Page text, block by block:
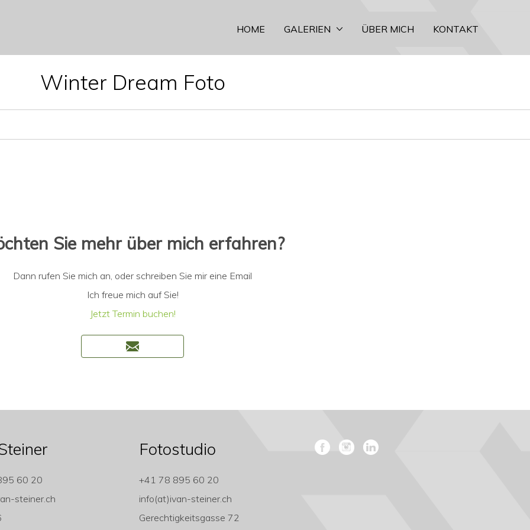
HOME GALERIEN ÜBER MICH KONTAKT
Winter Dream Foto
Sie mehr über mich erfahren?
Dann rufen Sie mich an, oder schreiben Sie mir eine Email
Ich freue mich auf Sie!
Jetzt Termin buchen!
60 20
steiner.ch
Fotostudio
+41 78 895 60 20
info(at)ivan-steiner.ch
Gerechtigkeitsgasse 72